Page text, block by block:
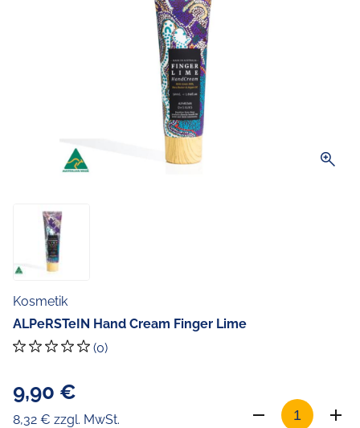
zoom_in
Kosmetik
ALPeRSTeIN Hand Cream Finger Lime
(0)
9,90 €
8,32 € zzgl. MwSt.